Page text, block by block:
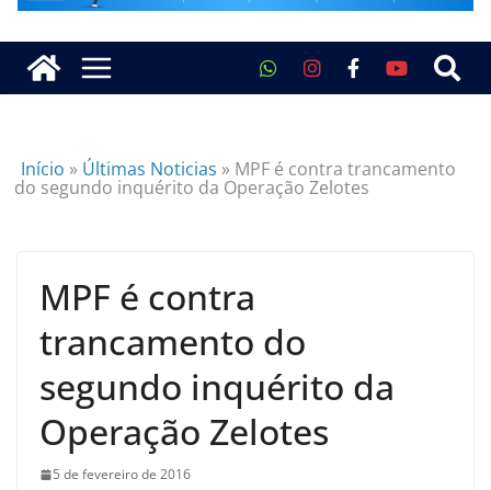
Início » Últimas Noticias » MPF é contra trancamento
do segundo inquérito da Operação Zelotes
MPF é contra
trancamento do
segundo inquérito da
Operação Zelotes
5 de fevereiro de 2016